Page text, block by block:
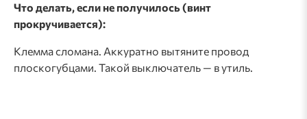
Что делать, если не получилось (винт
прокручивается):
Клемма сломана. Аккуратно вытяните провод
плоскогубцами. Такой выключатель — в утиль.